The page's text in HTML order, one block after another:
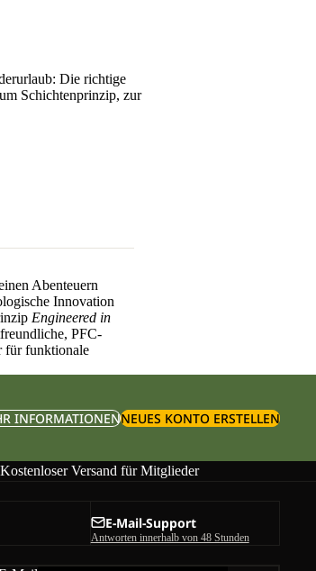
Die richtige
Schichtenprinzip, zur
Abenteuern
Innovation
Engineered in
PFC-
für funktionale
INFORMATIONENNEUES KONTO ERSTELLEN
Kostenloser Versand für Mitglieder
E-Mail-Support
Antworten innerhalb von 48 Stunden